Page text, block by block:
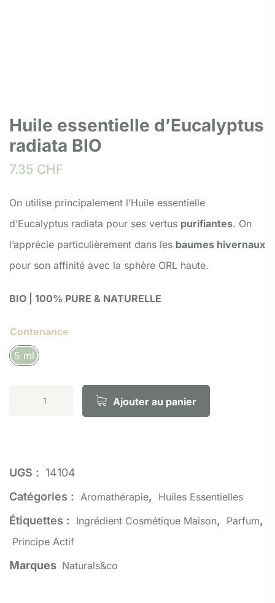
Huile essentielle d’Eucalyptus
radiata BIO
7.35 CHF
On utilise principalement l’Huile essentielle
d’Eucalyptus radiata pour ses vertus purifiantes. On
l’apprécie particulièrement dans les baumes hivernaux
pour son affinité avec la sphère ORL haute.
BIO | 100% PURE & NATURELLE
Contenance
5 ml
Ajouter au panier
UGS : 14104
Catégories : Aromathérapie, Huiles Essentielles
Étiquettes : Ingrédient Cosmétique Maison, Parfum,
Principe Actif
Marques Naturals&co